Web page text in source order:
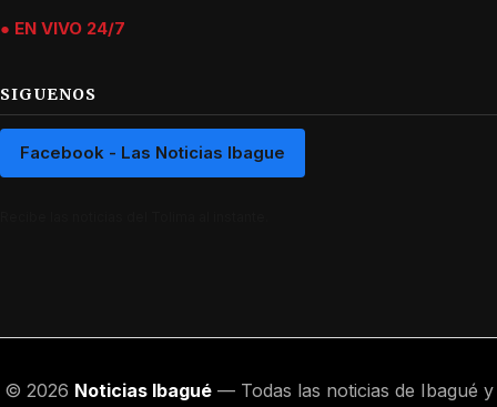
● EN VIVO 24/7
SIGUENOS
Facebook - Las Noticias Ibague
© 2026 Noticias Ibagué— Todas las noticias de Ibagué y